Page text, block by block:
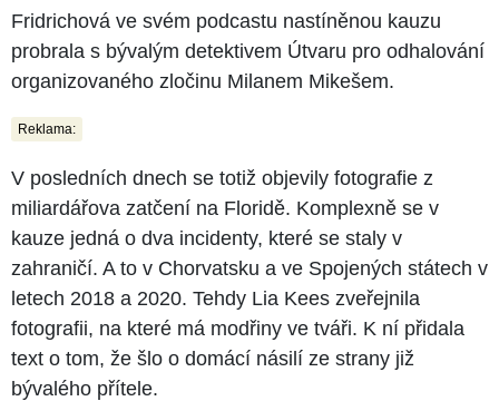
Fridrichová ve svém podcastu nastíněnou kauzu
probrala s bývalým detektivem Útvaru pro odhalování
organizovaného zločinu Milanem Mikešem.
Reklama:
V posledních dnech se totiž objevily fotografie z
miliardářova zatčení na Floridě. Komplexně se v
kauze jedná o dva incidenty, které se staly v
zahraničí. A to v Chorvatsku a ve Spojených státech v
letech 2018 a 2020. Tehdy Lia Kees zveřejnila
fotografii, na které má modřiny ve tváři. K ní přidala
text o tom, že šlo o domácí násilí ze strany již
bývalého přítele.